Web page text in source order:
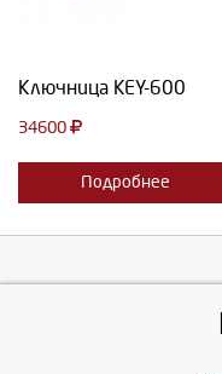
Ключница KEY-600
34600
Подробнее